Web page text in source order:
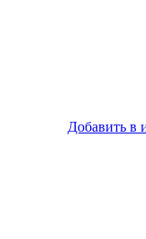
Добавить в